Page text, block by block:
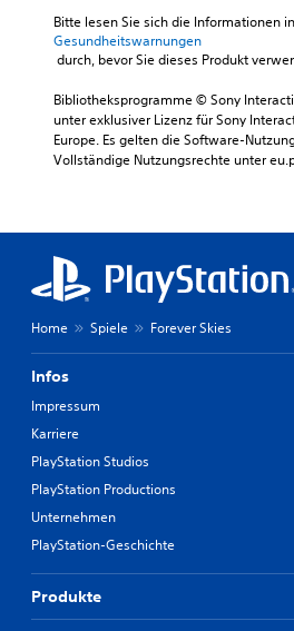
Bitte lesen Sie sich die Informationen
Gesundheitswarnungen
durch, bevor Sie dieses Produkt
Bibliotheksprogramme © Sony
unter exklusiver Lizenz für Sony
Europe. Es gelten die Software-
Vollständige Nutzungsrechte unter
Home Spiele Forever Skies
Infos
Impressum
Karriere
PlayStation Studios
PlayStation Productions
Unternehmen
PlayStation-Geschichte
Produkte